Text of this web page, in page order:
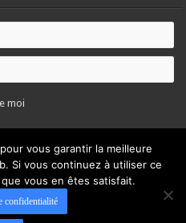
moi
vous garantir la meilleure
Si vous continuez à utiliser ce
vous en êtes satisfait.
confidentialité